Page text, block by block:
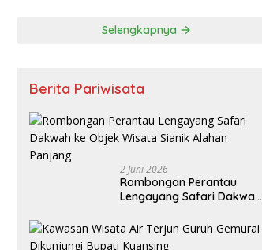
Selengkapnya
Berita Pariwisata
2 Juni 2026
Rombongan Perantau
Lengayang Safari Dakwah
Alahan Panjang